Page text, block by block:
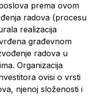
prema ovom
radova (procesu
realizacija
građevnom
radova u
Organizacija
ovisi o vrsti
njenoj složenosti i